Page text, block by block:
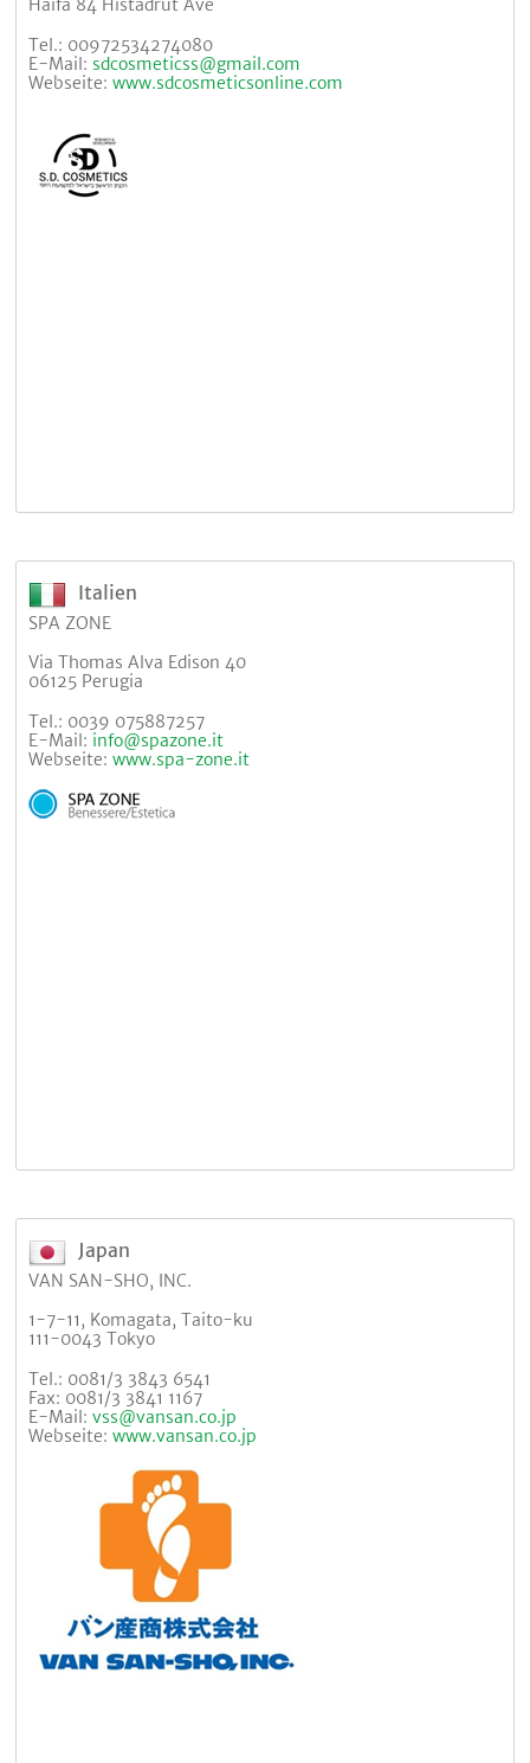
Haifa 84 Histadrut Ave
Tel.: 00972534274080
E-Mail: sdcosmeticss@gmail.com
Webseite:www.sdcosmeticsonline.com
Italien
SPA ZONE
Via Thomas Alva Edison 40
06125 Perugia
Tel.: 0039 075887257
E-Mail: info@spazone.it
Webseite:www.spa-zone.it
Japan
VAN SAN-SHO, INC.
1-7-11, Komagata, Taito-ku
111-0043 Tokyo
Tel.: 0081/3 3843 6541
Fax: 0081/3 3841 1167
E-Mail:vss@vansan.co.jp
Webseite:www.vansan.co.jp